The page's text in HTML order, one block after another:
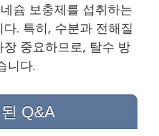
슘 보충제를 섭취하는
. 특히, 수분과 전해질
중요하므로, 탈수 방
니다.
Q&A